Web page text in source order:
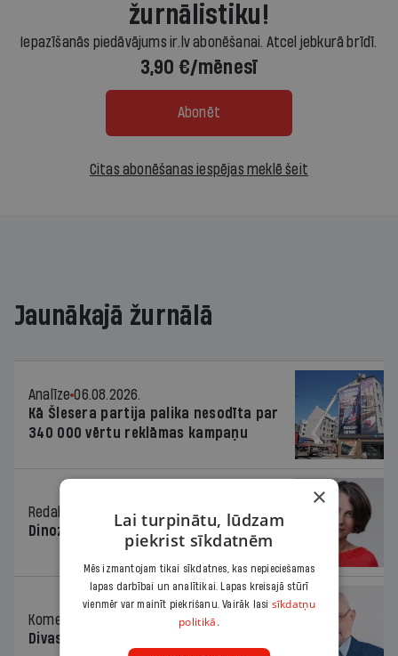
žurnālistiku!
Iepazīšanās piedāvājums ir.lv abonēšanai. Atcel jebkurā brīdī.
3,90 €/mēnesī
Abonēt
Citas abonēšanas iespējas meklē šeit
Jaunākajā žurnālā
Analīze 06.08.2026.
Kā Šlesera partija palika nesodīta par
340 000 vērtu reklāmas kampaņu
Redaktores sleja
06.08.2026.
Dinozaura triks
Komentārs
Divas koalīcijas
×
Lai turpinātu, lūdzam
piekrist sīkdatnēm
Mēs izmantojam tikai sīkdatnes, kas nepieciešamas
lapas darbībai un analītikai. Lapas kreisajā stūrī
vienmēr var mainīt piekrišanu. Vairāk lasi sīkdatņu
politikā.